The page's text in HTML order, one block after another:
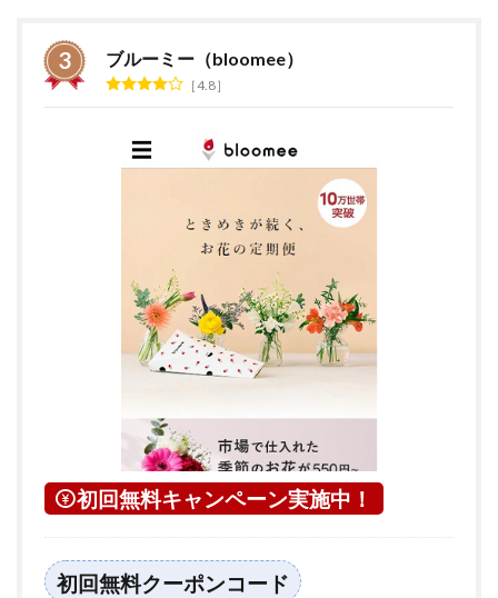
ブルーミー（bloomee）
4.8
初回無料キャンペーン実施中！
初回無料クーポンコード